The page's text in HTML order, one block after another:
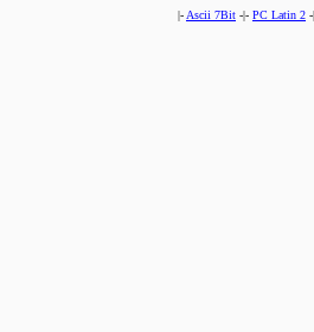
|- Ascii 7Bit -|- PC Latin 2